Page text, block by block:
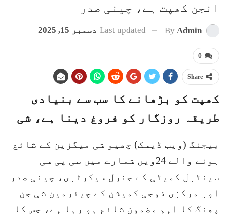
انجن کھپت ہے، چینی صدر
By Admin
Last updated دسمبر 15, 2025
0
Share
کھپت کو بڑھانے کا سب سے بنیادی
طریقہ روزگار کو فروغ دینا ہے، شی
بیجنگ (ویب ڈیسک) چھیو شی میگزین کے شائع
ہونے والے 24ویں شمارے میں سی پی سی
سینٹرل کمیٹی کے جنرل سیکرٹری، چینی صدر
اور مرکزی فوجی کمیشن کے چیئرمین شی جن
پھنگ کا اہم مضمون شائع ہو رہا ہے، جس کا